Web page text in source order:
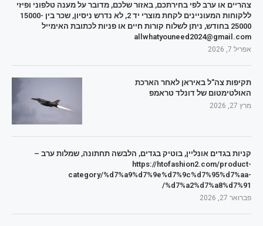
צהריים או ערב לפי בחירתכם, באזור שלכם, מדובר על מענה טלפוני ופיזי
ללקוחות המעוניינים לקחת מוצרי יד 2, לא נדרש ניסיון, שכר בין 15000-
25000 בחודש, ניתן לשלוח קורות חיים או פניות לכתובת האימייל
allwhatyouneed2024@gmail.com
אפריל 7, 2026
תקיפות צה"ל באיראן לאחר הארכת
האולטימטום של דונלד טראמפ
מרץ 27, 2026
קניות בגדים אונליין, בוטיק בגדים, הלבשה תחתונה, שמלות ערב –
https://htofashion2.com/product-
category/%d7%a9%d7%9e%d7%9c%d7%95%d7%aa-
%d7%a2%d7%a8%d7%91/
פברואר 27, 2026